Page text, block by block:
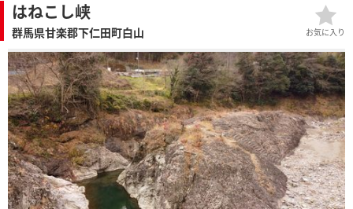
はねこし峡
群馬県甘楽郡下仁田町白山 お気に入り